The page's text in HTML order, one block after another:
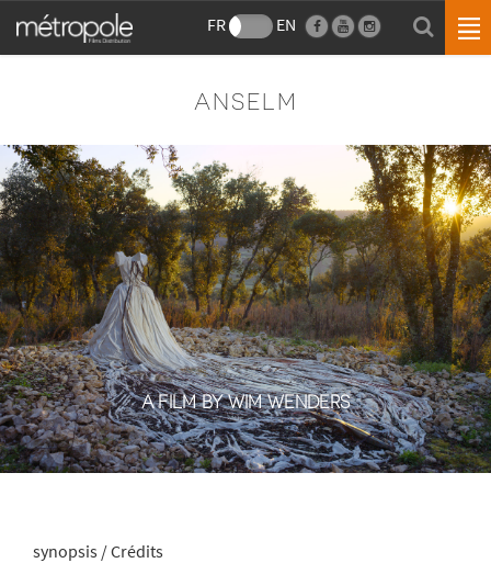
FR EN
ANSELM
A FILM BY WIM WENDERS
synopsis / Crédits